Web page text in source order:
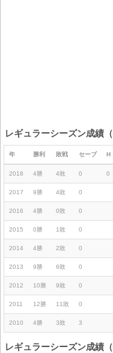
レギュラーシーズン成績（
年 勝利 敗戦 セーブ H
2018 4勝 4敗 0 0
2017 9勝 4敗 0
2016 4勝 0敗 0
2015 0勝 1敗 0
2014 4勝 2敗 0
2013 9勝 6敗 0
2012 10勝 9敗 0
2011 12勝 11敗 0
2010 4勝 3敗 3
レギュラーシーズン成績